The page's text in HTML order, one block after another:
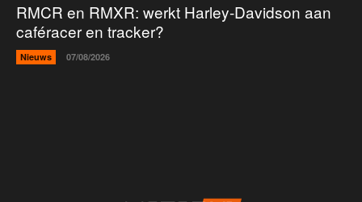
RMCR en RMXR: werkt Harley-Davidson aan
caféracer en tracker?
Nieuws 07/08/2026